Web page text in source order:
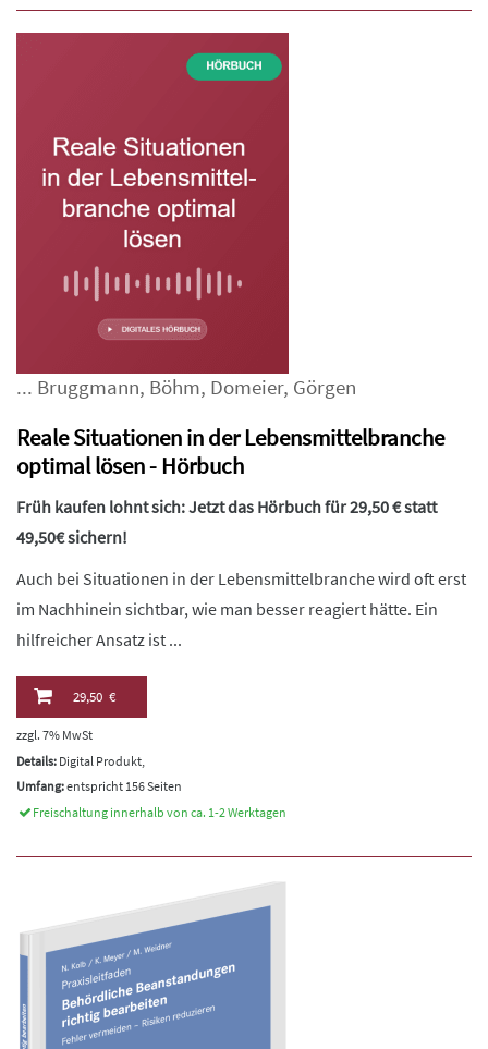
... Bruggmann, Böhm, Domeier, Görgen
Reale Situationen in der Lebensmittelbranche
optimal lösen - Hörbuch
Früh kaufen lohnt sich: Jetzt das Hörbuch für 29,50 € statt
49,50€ sichern!
Auch bei Situationen in der Lebensmittelbranche wird oft erst
im Nachhinein sichtbar, wie man besser reagiert hätte. Ein
hilfreicher Ansatz ist ...
29,50 €
zzgl. 7% MwSt
Details: Digital Produkt,
Umfang:entspricht 156 Seiten
Freischaltung innerhalb von ca. 1-2 Werktagen